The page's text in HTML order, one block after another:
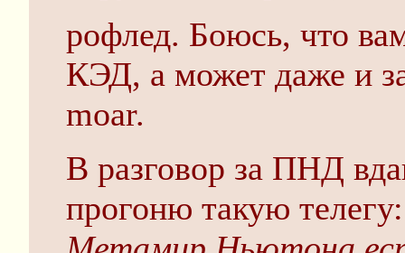
рофлед. Боюсь, что
КЭД, а может даже и
moar.
В разговор за ПНД
прогоню такую телегу: